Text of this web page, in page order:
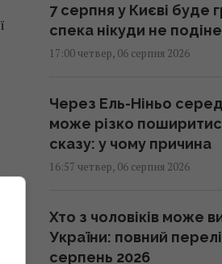
7 серпня у Києві буде
спека нікуди не
17:00 четвер, 06 серпня 2026
Через Ель-Ніньо
може різко
сказу: у чому причина
16:57 четвер, 06 серпня 2026
Хто з чоловіків може
України: повний
серпень 2026